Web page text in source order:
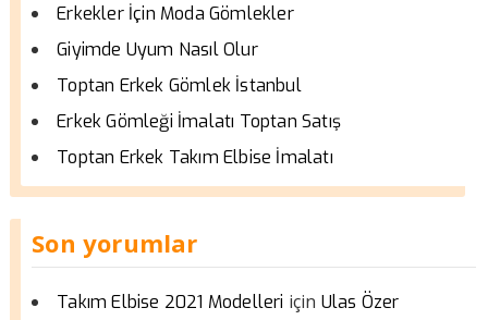
Erkekler İçin Moda Gömlekler
Giyimde Uyum Nasıl Olur
Toptan Erkek Gömlek İstanbul
Erkek Gömleği İmalatı Toptan Satış
Toptan Erkek Takım Elbise İmalatı
Son yorumlar
Takım Elbise 2021 Modelleri için Ulas Özer